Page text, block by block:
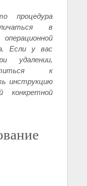
процедура
в
Если у вас
удалении,
к
инструкцию